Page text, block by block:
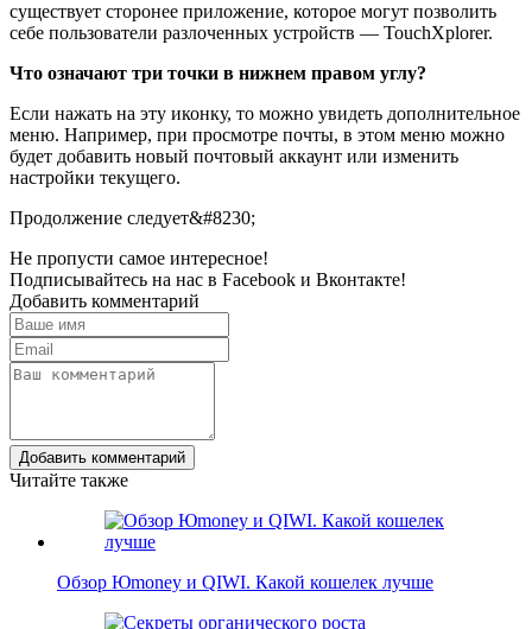
существует сторонее приложение, которое могут позволить
себе пользователи разлоченных устройств — TouchXplorer.
Что означают три точки в нижнем правом углу?
Если нажать на эту иконку, то можно увидеть дополнительное
меню. Например, при просмотре почты, в этом меню можно
будет добавить новый почтовый аккаунт или изменить
настройки текущего.
Продолжение следует&#8230;
Не пропусти самое интересное!
Подписывайтесь на нас в Facebook и Вконтакте!
Добавить комментарий
Добавить комментарий
Читайте также
Обзор Юmoney и QIWI. Какой кошелек лучше